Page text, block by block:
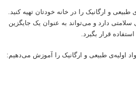
و ارگانیک را در خانه خودتان تهیه کنید.
دارد و می‌تواند به عنوان یک جایگزین
قرار بگیرد.
اولیه‌ی طبیعی و ارگانیک را آموزش می‌دهیم: